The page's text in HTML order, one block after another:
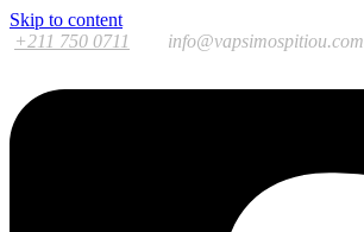
Skip to content
+211 750 0711
info@vapsimospitiou.com